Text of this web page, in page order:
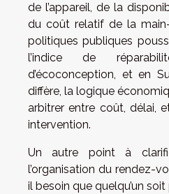
de l’appareil, de la
du coût relatif de la
politiques publiques
l’indice de
d’écoconception, et en
diffère, la logique
arbitrer entre coût, délai,
intervention.
Un autre point à
l’organisation du rendez-
il besoin que quelqu’un